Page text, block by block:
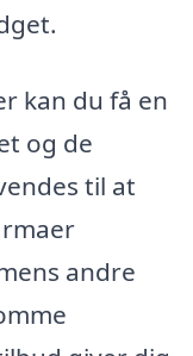
kan du få en
og de
til at
andre